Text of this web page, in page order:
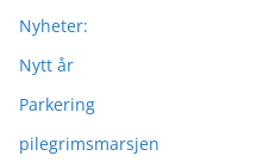
Nyheter:
Nytt år
Parkering
pilegrimsmarsjen